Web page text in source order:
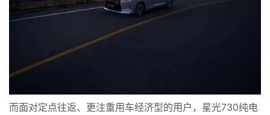
而面对定点往返、更注重用车经济型的用户，星光730纯电